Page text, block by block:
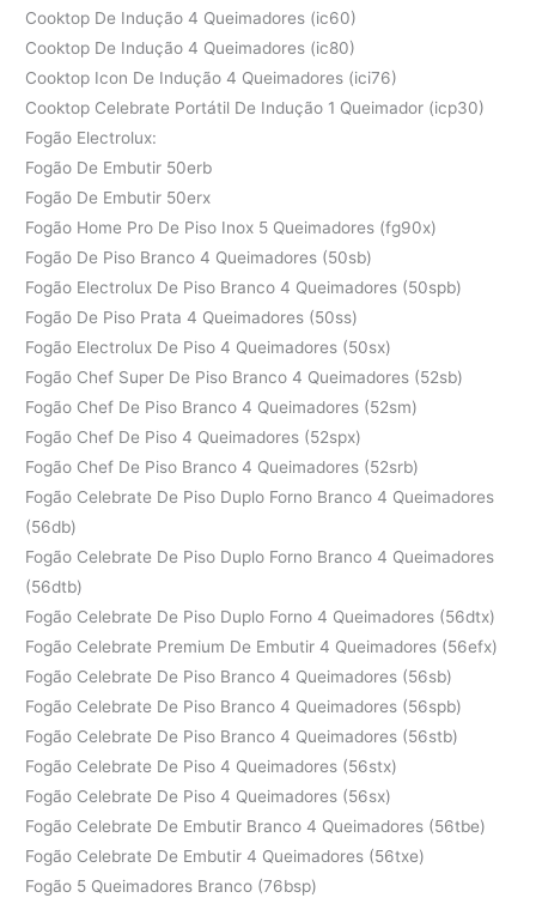
Cooktop De Indução 4 Queimadores (ic60)
Cooktop De Indução 4 Queimadores (ic80)
Cooktop Icon De Indução 4 Queimadores (ici76)
Cooktop Celebrate Portátil De Indução 1 Queimador (icp30)
Fogão Electrolux:
Fogão De Embutir 50erb
Fogão De Embutir 50erx
Fogão Home Pro De Piso Inox 5 Queimadores (fg90x)
Fogão De Piso Branco 4 Queimadores (50sb)
Fogão Electrolux De Piso Branco 4 Queimadores (50spb)
Fogão De Piso Prata 4 Queimadores (50ss)
Fogão Electrolux De Piso 4 Queimadores (50sx)
Fogão Chef Super De Piso Branco 4 Queimadores (52sb)
Fogão Chef De Piso Branco 4 Queimadores (52sm)
Fogão Chef De Piso 4 Queimadores (52spx)
Fogão Chef De Piso Branco 4 Queimadores (52srb)
Fogão Celebrate De Piso Duplo Forno Branco 4 Queimadores
(56db)
Fogão Celebrate De Piso Duplo Forno Branco 4 Queimadores
(56dtb)
Fogão Celebrate De Piso Duplo Forno 4 Queimadores (56dtx)
Fogão Celebrate Premium De Embutir 4 Queimadores (56efx)
Fogão Celebrate De Piso Branco 4 Queimadores (56sb)
Fogão Celebrate De Piso Branco 4 Queimadores (56spb)
Fogão Celebrate De Piso Branco 4 Queimadores (56stb)
Fogão Celebrate De Piso 4 Queimadores (56stx)
Fogão Celebrate De Piso 4 Queimadores (56sx)
Fogão Celebrate De Embutir Branco 4 Queimadores (56tbe)
Fogão Celebrate De Embutir 4 Queimadores (56txe)
Fogão 5 Queimadores Branco (76bsp)